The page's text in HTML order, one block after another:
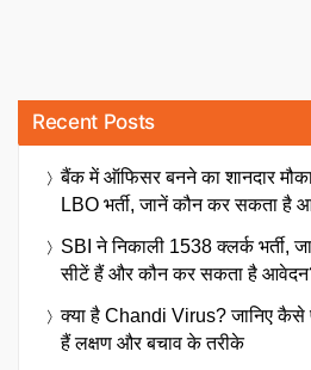
Recent Posts
बैंक में ऑफिसर बनने का शानदार
LBO भर्ती, जानें कौन कर सकता है
SBI ने निकाली 1538 क्लर्क भर्ती,
सीटें हैं और कौन कर सकता है
क्या है Chandi Virus? जानिए कैसे
हैं लक्षण और बचाव के तरीके